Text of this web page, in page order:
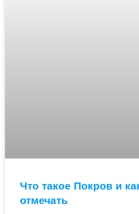
Что такое Покров и
отмечать